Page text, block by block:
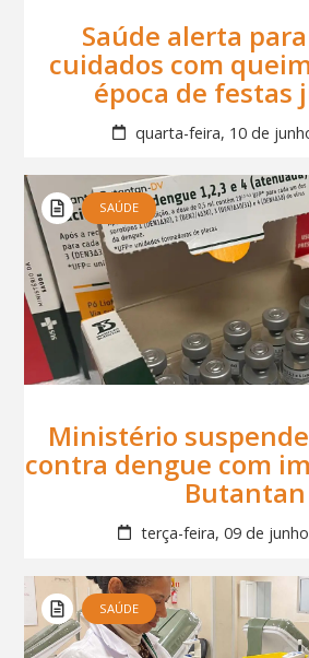
Saúde alerta
cuidados com
época de festas
quarta-feira, 10 de
SAÚDE
Ministério
contra dengue com
Butantan
terça-feira, 09 de
SAÚDE